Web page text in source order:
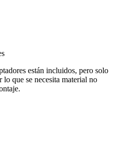
están incluidos, pero solo
que se necesita material no